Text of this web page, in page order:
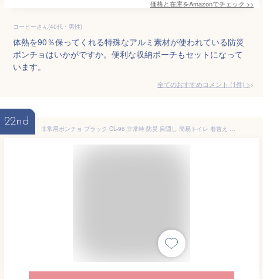
価格と在庫をAmazonでチェック >>
コーヒーさん(40代・男性)
体熱を90％保ってくれる特殊なアルミ素材が使われている防災
ポンチョはいかがですか。便利な収納ポーチもセットになって
います。
全てのおすすめコメント (1件) >
22nd
非常用ポンチョ ブラック CL-96 非常時 防災 目隠し 簡易トイレ 着替え 雨 レインコート 寒さ対策 防寒 男女兼用 海水浴 レジャー 簡単 子供 大人 サンコー